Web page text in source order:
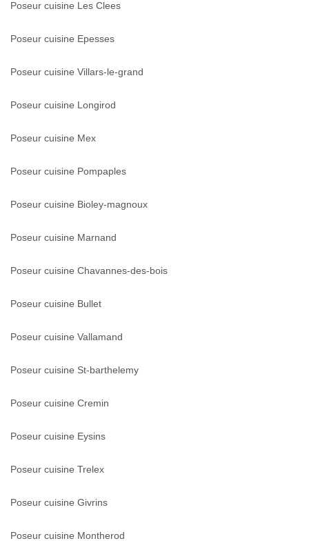
Poseur cuisine Les Clees
Poseur cuisine Epesses
Poseur cuisine Villars-le-grand
Poseur cuisine Longirod
Poseur cuisine Mex
Poseur cuisine Pompaples
Poseur cuisine Bioley-magnoux
Poseur cuisine Marnand
Poseur cuisine Chavannes-des-bois
Poseur cuisine Bullet
Poseur cuisine Vallamand
Poseur cuisine St-barthelemy
Poseur cuisine Cremin
Poseur cuisine Eysins
Poseur cuisine Trelex
Poseur cuisine Givrins
Poseur cuisine Montherod